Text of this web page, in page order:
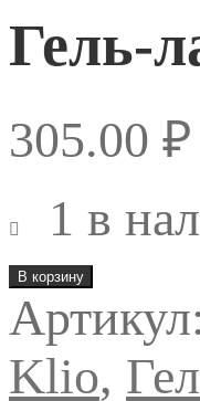
Гель-
305.00 ₽
1 в
Количество
товара
Гель-
лак
RED
COLLECTION
В корзину
Артикул:
Klio,